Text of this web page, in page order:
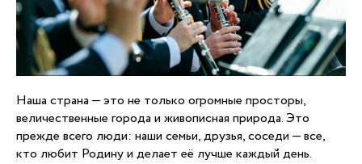
Наша страна — это не только огромные просторы,
величественные города и живописная природа. Это
прежде всего люди: наши семьи, друзья, соседи — все,
кто любит Родину и делает её лучше каждый день.